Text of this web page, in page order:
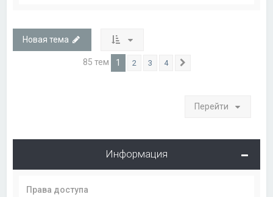
Новая тема
85 тем 1 2 3 4
Перейти
Информация
Права доступа